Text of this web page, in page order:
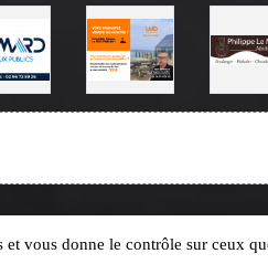
et vous donne le contrôle sur ceux